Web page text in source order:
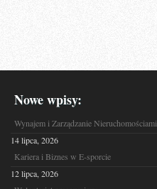
Nowe wpisy:
Wynajem i Zarządzanie Nieruchomościami
14 lipca, 2026
Kariera i Biznes w E-sporcie
12 lipca, 2026